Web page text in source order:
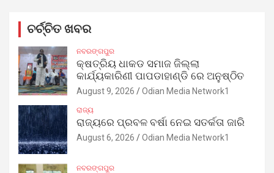
ଚର୍ଚ୍ଚିତ ଖବର
ନବରଙ୍ଗପୁର
କ୍ଷତ୍ରିୟ ଧାକଡ ସମାଜ ଜିଲ୍ଲା
କାର୍ଯ୍ୟକାରିଣୀ ପାପଡାହାଣ୍ଡି ରେ ଅନୁଷ୍ଠିତ
August 9, 2026 Odian Media Network1
ରାଜ୍ୟ
ରାଜ୍ୟରେ ପ୍ରବଳ ବର୍ଷା ନେଇ ସତର୍କତା ଜାରି
August 6, 2026 Odian Media Network1
ନବରଙ୍ଗପୁର